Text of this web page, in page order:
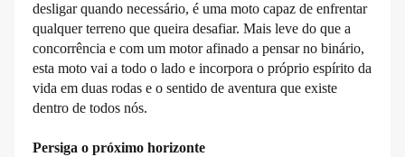
desligar quando necessário, é uma moto capaz de enfrentar
qualquer terreno que queira desafiar. Mais leve do que a
concorrência e com um motor afinado a pensar no binário,
esta moto vai a todo o lado e incorpora o próprio espírito da
vida em duas rodas e o sentido de aventura que existe
dentro de todos nós.
Persiga o próximo horizonte